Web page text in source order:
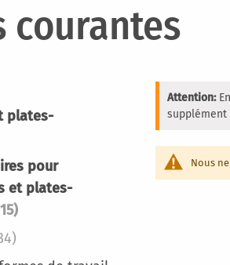
courantes
Attention:
supplément
Nous
plates-
pour
et plates-